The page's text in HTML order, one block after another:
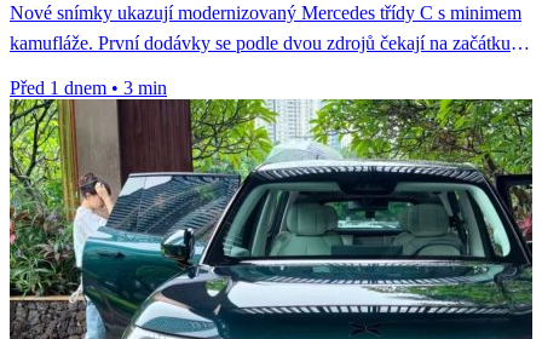
Nové snímky ukazují modernizovaný Mercedes třídy C s minimem
kamufláže. První dodávky se podle dvou zdrojů čekají na začátku
Před 1 dnem • 3 min